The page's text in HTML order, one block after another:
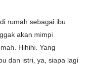
rumah sebagai ibu
akan mimpi
Hihihi. Yang
dan istri, ya, siapa lagi